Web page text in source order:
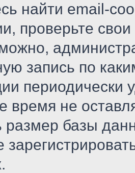
найти email-
проверьте
запись по
периодически
время не
размер базы